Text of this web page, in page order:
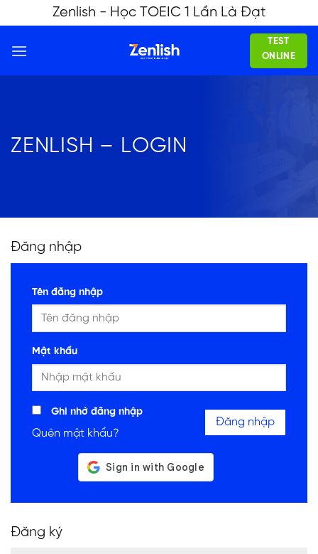
to
content
Zenlish - Học TOEIC 1 Lần Là Đạt
TEST
ONLINE
ZENLISH – LOGIN
Đăng nhập
Tên đăng nhập
Mật khẩu
Ghi nhớ đăng nhập
Quên mật khẩu?
Đăng nhập
Đăng ký